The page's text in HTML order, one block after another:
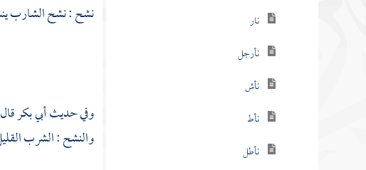
نار
نأرجل
نأش
نأط
نأطل
نشح : نشح الشارب
وفي حديثأبي بكرقال
والنشح : الشرب